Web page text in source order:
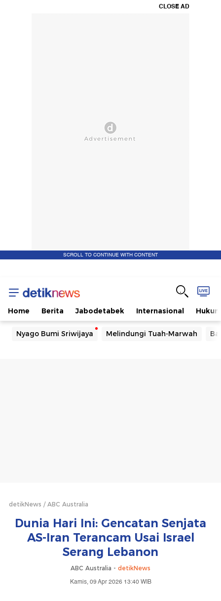
CLOSE AD
SCROLL TO CONTINUE WITH CONTENT
Home Berita Jabodetabek Internasional Hukum
Nyago Bumi Sriwijaya Melindungi Tuah-Marwah
detikNews ABC Australia
Dunia Hari Ini: Gencatan Senjata
AS-Iran Terancam Usai Israel
Serang Lebanon
ABC Australia - detikNews
Kamis, 09 Apr 2026 13:40 WIB